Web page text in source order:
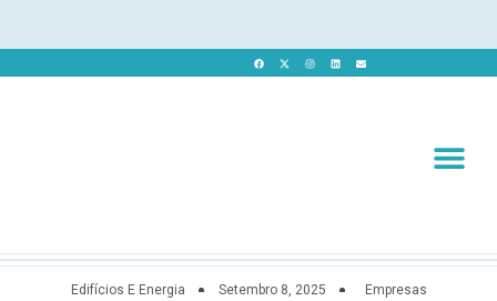
Edifícios E Energia Setembro 8, 2025 Empresas